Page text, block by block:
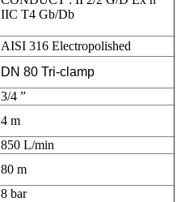
IIC T4 Gb/Db
AISI 316 Εlectropolished
DN 80 Tri-clamp
3/4 ”
4 m
850 L/min
80 m
8 bar